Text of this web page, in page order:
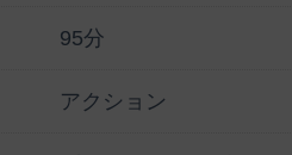
95分
アクション